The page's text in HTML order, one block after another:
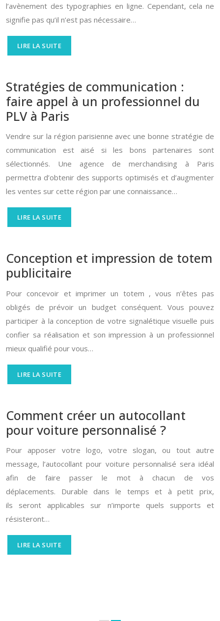
l’avènement des typographies en ligne. Cependant, cela ne
signifie pas qu’il n’est pas nécessaire…
LIRE LA SUITE
Stratégies de communication :
faire appel à un professionnel du
PLV à Paris
Vendre sur la région parisienne avec une bonne stratégie de
communication est aisé si les bons partenaires sont
sélectionnés. Une agence de merchandising à Paris
permettra d’obtenir des supports optimisés et d’augmenter
les ventes sur cette région par une connaissance…
LIRE LA SUITE
Conception et impression de totem
publicitaire
Pour concevoir et imprimer un totem , vous n’êtes pas
obligés de prévoir un budget conséquent. Vous pouvez
participer à la conception de votre signalétique visuelle puis
confier sa réalisation et son impression à un professionnel
mieux qualifié pour vous…
LIRE LA SUITE
Comment créer un autocollant
pour voiture personnalisé ?
Pour apposer votre logo, votre slogan, ou tout autre
message, l’autocollant pour voiture personnalisé sera idéal
afin de faire passer le mot à chacun de vos
déplacements. Durable dans le temps et à petit prix,
ils seront applicables sur n’importe quels supports et
résisteront…
LIRE LA SUITE